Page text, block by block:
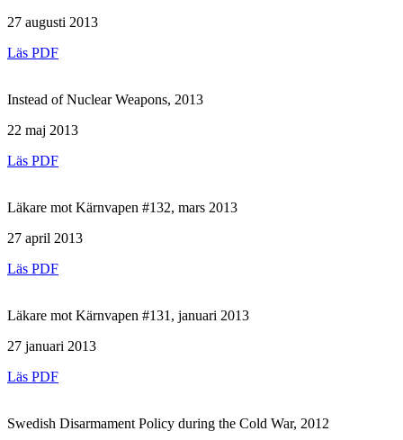
27 augusti 2013
Läs PDF
Instead of Nuclear Weapons, 2013
22 maj 2013
Läs PDF
Läkare mot Kärnvapen #132, mars 2013
27 april 2013
Läs PDF
Läkare mot Kärnvapen #131, januari 2013
27 januari 2013
Läs PDF
Swedish Disarmament Policy during the Cold War, 2012